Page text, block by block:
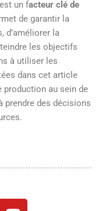
un facteur clé de
de garantir la
d’améliorer la
les objectifs
à utiliser les
dans cet article
production au sein de
prendre des décisions